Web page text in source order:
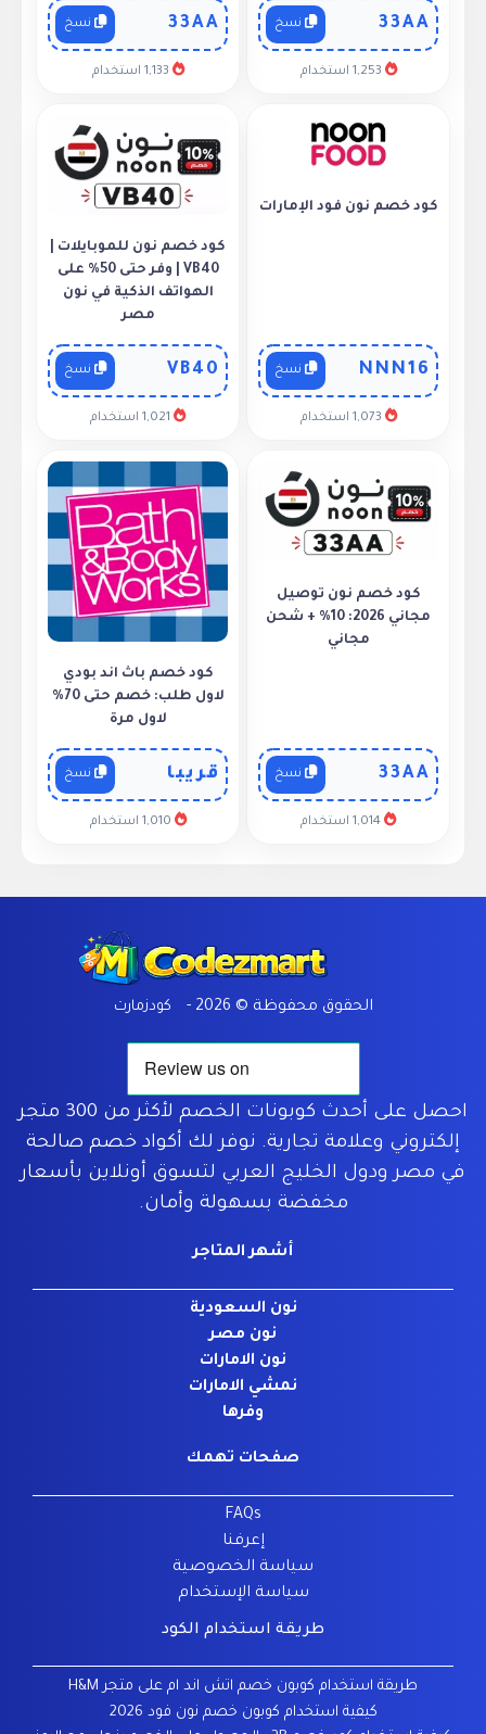
33AA
33AA
كود خصم نون فود الإمارات
NNN16
كود خصم نون للموبايلات |
VB40 | وفر حتى 50% على
الهواتف الذكية في نون
مصر
VB40
كود خصم نون توصيل
مجاني 2026: 10% + شحن
مجاني
33AA
كود خصم باث اند بودي
لاول طلب: خصم حتى 70%
لاول مرة
قريبا
Homeالحقوق محفوظة © 2026 - كودزمارت
احصل على أحدث كوبونات الخصم لأكثر من 300 متجر
إلكتروني وعلامة تجارية. نوفر لك أكواد خصم صالحة
في مصر ودول الخليج العربي لتسوق أونلاين بأسعار
مخفضة بسهولة وأمان.
أشهر المتاجر
نون السعودية
نون مصر
نون الامارات
نمشي الامارات
وفرها
صفحات تهمك
FAQs
إعرفنا
سياسة الخصوصية
سياسة الإستخدام
طريقة استخدام الكود
طريقة استخدام كوبون خصم اتش اند ام على متجر H&M
كيفية استخدام كوبون خصم نون فود 2026